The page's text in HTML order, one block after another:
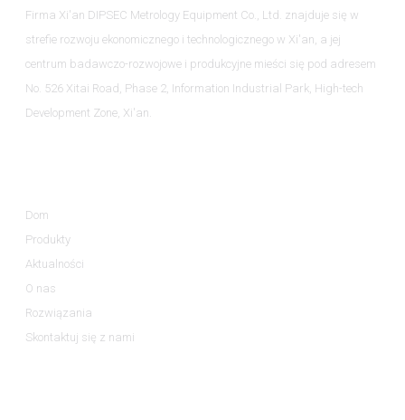
Firma Xi'an DIPSEC Metrology Equipment Co., Ltd. znajduje się w
strefie rozwoju ekonomicznego i technologicznego w Xi'an, a jej
centrum badawczo-rozwojowe i produkcyjne mieści się pod adresem
No. 526 Xitai Road, Phase 2, Information Industrial Park, High-tech
Development Zone, Xi'an.
Dom
Produkty
Aktualności
O nas
Rozwiązania
Skontaktuj się z nami